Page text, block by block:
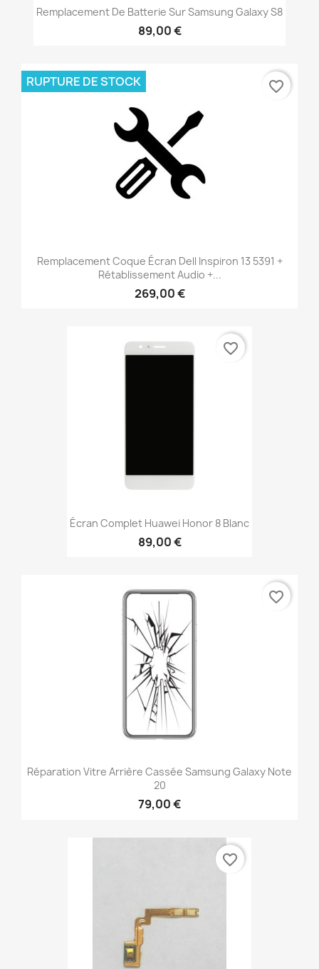
Remplacement De Batterie Sur Samsung Galaxy S8
89,00 €
Remplacement Coque Écran Dell Inspiron 13 5391 +
Rétablissement Audio +...
269,00 €
RUPTURE DE STOCK favorite_border
Écran Complet Huawei Honor 8 Blanc
89,00 €
favorite_border
Réparation Vitre Arrière Cassée Samsung Galaxy Note
20
79,00 €
favorite_border
favorite_border